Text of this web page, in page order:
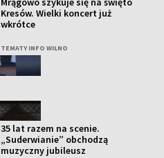
Kresów. Wielki koncert już
wkrótce
TEMATY INFO WILNO
35 lat razem na scenie.
„Suderwianie” obchodzą
muzyczny jubileusz